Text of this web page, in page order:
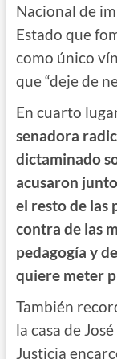
Nacional de
Estado que
como único
que “deje de
En cuarto
senadora
dictaminado
acusaron
el resto de las
contra de las
pedagogía y
quiere meter
También
la casa de
Justicia